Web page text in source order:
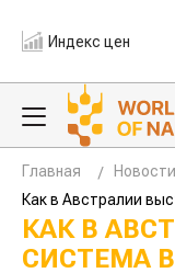
Индекс цен
Главная
Новости
Как в Австралии
КАК В
СИСТЕМА